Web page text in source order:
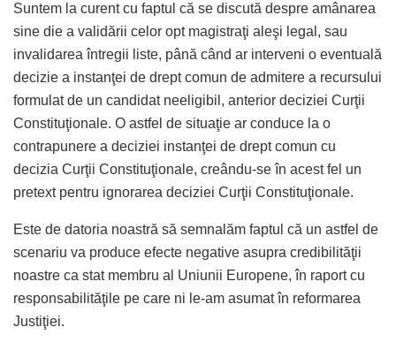
Suntem la curent cu faptul că se discută despre amânarea
sine die a validării celor opt magistraţi aleşi legal, sau
invalidarea întregii liste, până când ar interveni o eventuală
decizie a instanţei de drept comun de admitere a recursului
formulat de un candidat neeligibil, anterior deciziei Curţii
Constituţionale. O astfel de situaţie ar conduce la o
contrapunere a deciziei instanţei de drept comun cu
decizia Curţii Constituţionale, creându-se în acest fel un
pretext pentru ignorarea deciziei Curţii Constituţionale.
Este de datoria noastră să semnalăm faptul că un astfel de
scenariu va produce efecte negative asupra credibilităţii
noastre ca stat membru al Uniunii Europene, în raport cu
responsabilităţile pe care ni le-am asumat în reformarea
Justiţiei.